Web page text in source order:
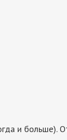
и больше).